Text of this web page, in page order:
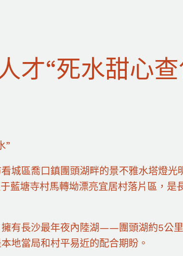
才“死水甜心
”
城區喬口鎮團頭湖畔的景不雅水塔燈光
藍塘寺村馬轉坳漂亮宜居村落片區，是
有長沙最年夜內陸湖——團頭湖約5公
地當局和村平易近的配合期盼。